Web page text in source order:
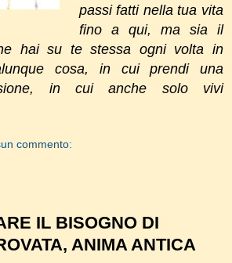
passi fatti nella tua vita
fino a qui, ma sia il
hai su te stessa ogni volta in
cosa, in cui prendi una
in cui anche solo vivi
commento:
IL BISOGNO DI
ANIMA ANTICA